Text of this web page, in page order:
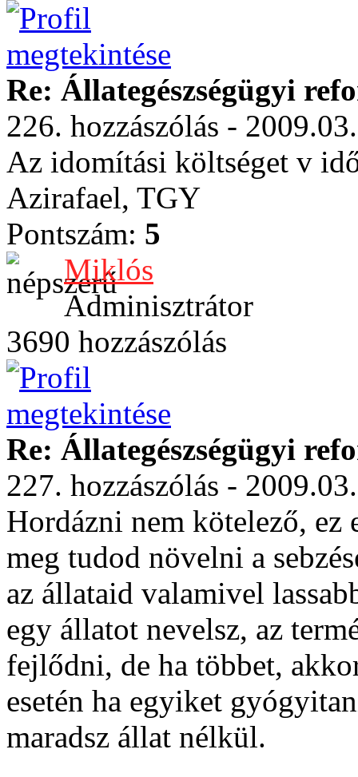
Re: Állategészségügyi
226. hozzászólás -
Az idomítási költséget v
Azirafael, TGY
Pontszám: 5
Miklós
Adminisztrátor
3690 hozzászólás
Re: Állategészségügyi
227. hozzászólás -
Hordázni nem kötelező, ez
meg tudod növelni a
az állataid valamivel
egy állatot nevelsz, az
fejlődni, de ha többet,
esetén ha egyiket
maradsz állat nélkül.